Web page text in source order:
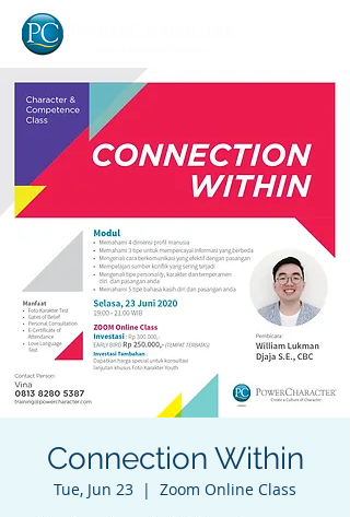
Connection Within
Tue, Jun 23
  |
Zoom Online Class